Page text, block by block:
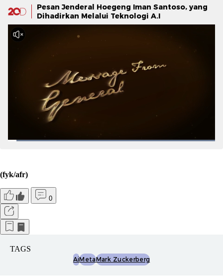
Pesan Jenderal Hoegeng Iman Santoso, yang
Dihadirkan Melalui Teknologi A.I
(fyk/afr)
0
TAGS
AiMetaMark Zuckerberg